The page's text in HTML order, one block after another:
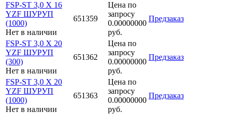
FSP-ST 3,0 X 16
YZF ШУРУП
(1000)
Нет в наличии
651359
Цена по
запросу
0.00000000
руб.
Предзаказ
FSP-ST 3,0 X 20
YZF ШУРУП
(300)
Нет в наличии
651362
Цена по
запросу
0.00000000
руб.
Предзаказ
FSP-ST 3,0 X 20
YZF ШУРУП
(1000)
Нет в наличии
651363
Цена по
запросу
0.00000000
руб.
Предзаказ